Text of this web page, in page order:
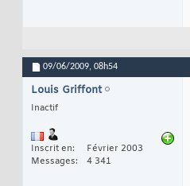
09/06/2009, 08h54
Louis Griffont
Inactif
Inscrit en
Février 2003
Messages
4 341